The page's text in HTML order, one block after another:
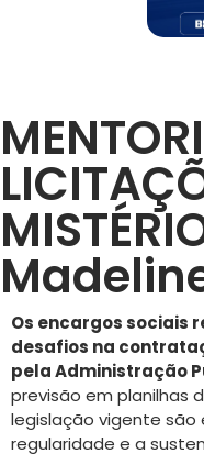
Os encargos sociais
desafios na
pela Administração
previsão em planilhas
legislação vigente são
regularidade e a